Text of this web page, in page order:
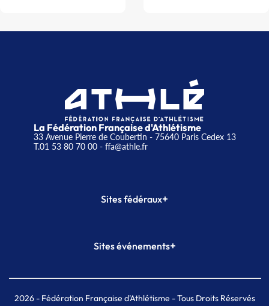
La Fédération Française d'Athlétisme
33 Avenue Pierre de Coubertin - 75640 Paris Cedex 13
T.01 53 80 70 00- ffa@athle.fr
Sites fédéraux+
Plateforme Formation
Sites événements+
Meeting de Paris indoor
MAIF Ekiden de Paris
2026- Fédération Française d'Athlétisme - Tous Droits Réservés